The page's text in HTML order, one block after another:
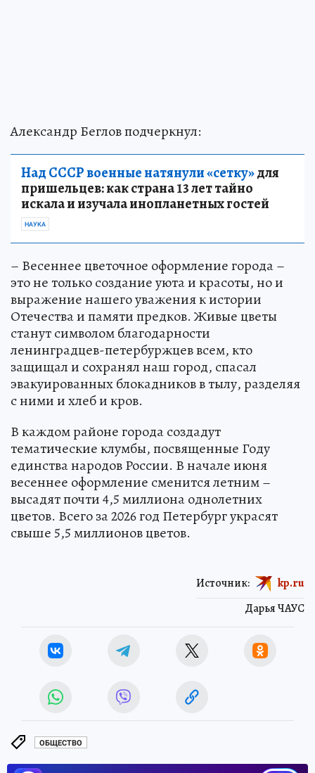
Александр Беглов подчеркнул:
Над СССР военные натянули «сетку»для
пришельцев: как страна 13 лет тайно
искала и изучала инопланетных гостей
НАУКА
– Весеннее цветочное оформление города –
это не только создание уюта и красоты, но и
выражение нашего уважения к истории
Отечества и памяти предков. Живые цветы
станут символом благодарности
ленинградцев-петербуржцев всем, кто
защищал и сохранял наш город, спасал
эвакуированных блокадников в тылу, разделяя
с ними и хлеб и кров.
В каждом районе города создадут
тематические клумбы, посвященные Году
единства народов России. В начале июня
весеннее оформление сменится летним –
высадят почти 4,5 миллиона однолетних
цветов. Всего за 2026 год Петербург украсят
свыше 5,5 миллионов цветов.
Дарья ЧАУС
Источник: kp.ru
ОБЩЕСТВО